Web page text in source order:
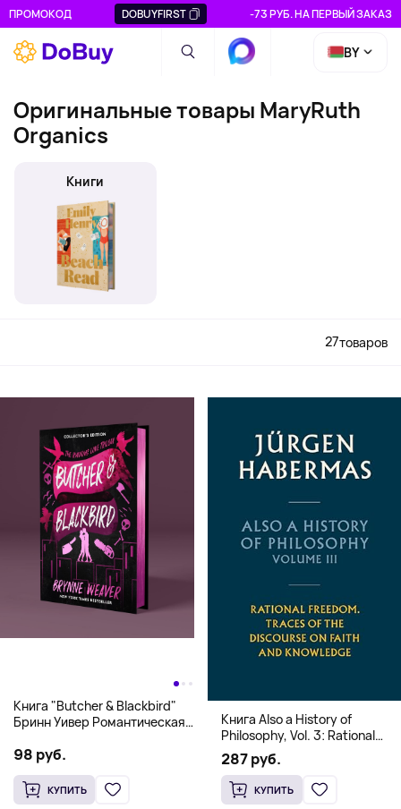
ПРОМОКОД DOBUYFIRST -73 РУБ. НА ПЕРВЫЙ ЗАКАЗ
BY
Оригинальные товары MaryRuth
Organics
Книги
27товаров
Книга "Butcher & Blackbird"
Бринн Уивер Романтическая
(18+)
98 руб.
КУПИТЬ
Книга Also a History of
Philosophy, Vol. 3: Rational
Freedom. Traces of the
Discourse on Faith and
Knowledge (Твердый
переплет)
287 руб.
КУПИТЬ